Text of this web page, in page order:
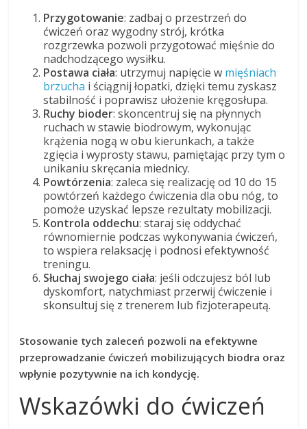
Przygotowanie: zadbaj o przestrzeń do
ćwiczeń oraz wygodny strój, krótka
rozgrzewka pozwoli przygotować mięśnie do
nadchodzącego wysiłku.
Postawa ciała: utrzymuj napięcie w mięśniach
brzucha i ściągnij łopatki, dzięki temu zyskasz
stabilność i poprawisz ułożenie kręgosłupa.
Ruchy bioder: skoncentruj się na płynnych
ruchach w stawie biodrowym, wykonując
krążenia nogą w obu kierunkach, a także
zgięcia i wyprosty stawu, pamiętając przy tym o
unikaniu skręcania miednicy.
Powtórzenia: zaleca się realizację od 10 do 15
powtórzeń każdego ćwiczenia dla obu nóg, to
pomoże uzyskać lepsze rezultaty mobilizacji.
Kontrola oddechu: staraj się oddychać
równomiernie podczas wykonywania ćwiczeń,
to wspiera relaksację i podnosi efektywność
treningu.
Słuchaj swojego ciała: jeśli odczujesz ból lub
dyskomfort, natychmiast przerwij ćwiczenie i
skonsultuj się z trenerem lub fizjoterapeutą.
Stosowanie tych zaleceń pozwoli na efektywne
przeprowadzanie ćwiczeń mobilizujących biodra oraz
wpłynie pozytywnie na ich kondycję.
Wskazówki do ćwiczeń